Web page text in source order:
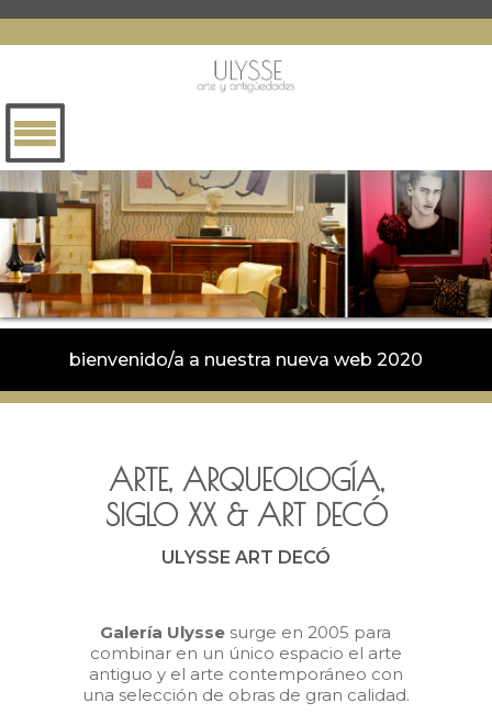
bienvenido/a a nuestra nueva web 2020
ARTE, ARQUEOLOGÍA,
SIGLO XX &ART DECÓ
ULYSSE ART DECÓ
Galería Ulysse surge en 2005 para
combinar en un único espacio el arte
antiguo y el arte contemporáneo con
una selección de obras de gran calidad.